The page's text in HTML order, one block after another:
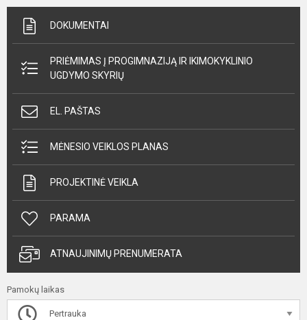
DOKUMENTAI
PRIĖMIMAS Į PROGIMNAZIJĄ IR IKIMOKYKLINIO
UGDYMO SKYRIŲ
EL. PAŠTAS
MĖNESIO VEIKLOS PLANAS
PROJEKTINĖ VEIKLA
PARAMA
ATNAUJINIMŲ PRENUMERATA
Pamokų laikas
Pertrauka